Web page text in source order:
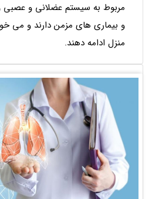
مربوط به سیستم عضلانی و عصبی
و بیماری های مزمن دارند و می
منزل ادامه دهند.